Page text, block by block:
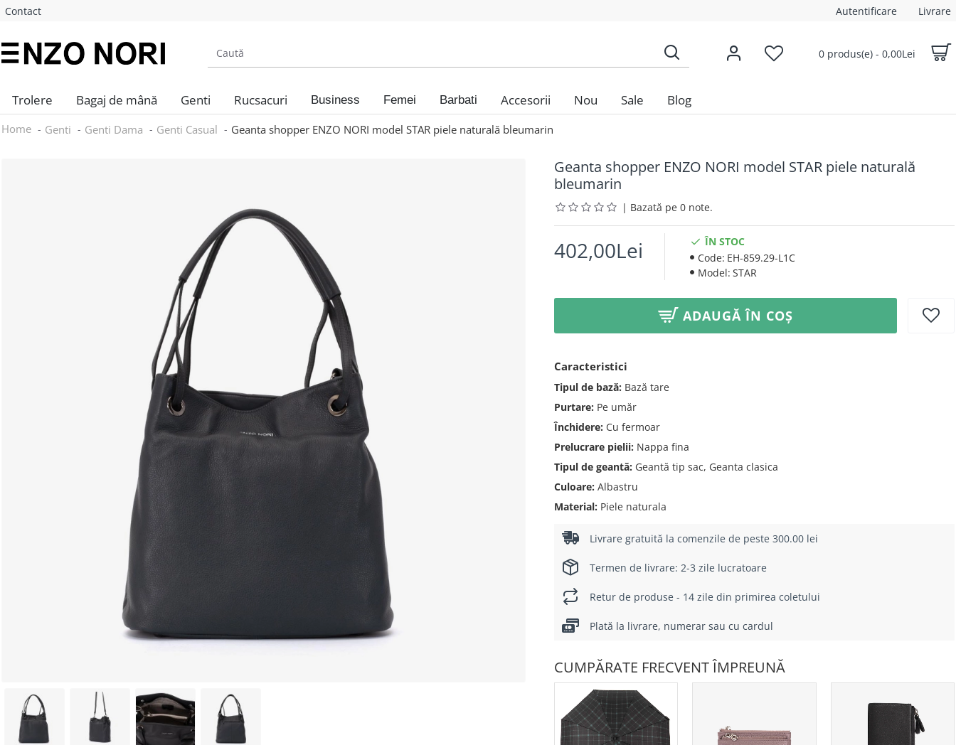
Contact Autentificare Livrare
0 produs(e) - 0,00Lei
Trolere Bagaj de mână Genti Rucsacuri Business Femei Barbati Accesorii Nou Sale Blog
Home Genti Genti Dama Genti Casual Geanta shopper ENZO NORI model STAR piele naturală bleumarin
Geanta shopper ENZO NORI model STAR piele naturală
bleumarin
| Bazată pe 0 note.
402,00Lei
ÎN STOC
Code: EH-859.29-L1C
Model: STAR
ADAUGĂ ÎN COȘ
Caracteristici
Tipul de bază: Bază tare
Purtare: Pe umăr
Închidere: Cu fermoar
Prelucrare pielii: Nappa fina
Tipul de geantă: Geantă tip sac, Geanta clasica
Culoare: Albastru
Material: Piele naturala
Livrare gratuită la comenzile de peste 300.00 lei
Termen de livrare: 2-3 zile lucratoare
Retur de produse - 14 zile din primirea coletului
Plată la livrare, numerar sau cu cardul
CUMPĂRATE FRECVENT ÎMPREUNĂ